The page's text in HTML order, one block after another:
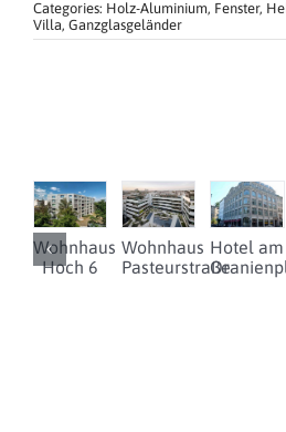
Categories: Holz-Aluminium, Fenster,
Villa, Ganzglasgeländer
Wohnhaus
Hoch 6
Wohnhaus
Pasteurstraße
Hotel am